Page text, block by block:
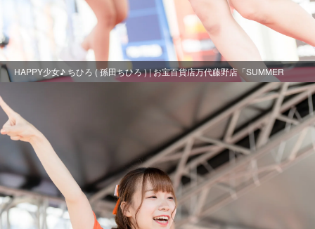
HAPPY少女♪ ちひろ ( 孫田ちひろ ) | お宝百貨店万代藤野店「SUMMER